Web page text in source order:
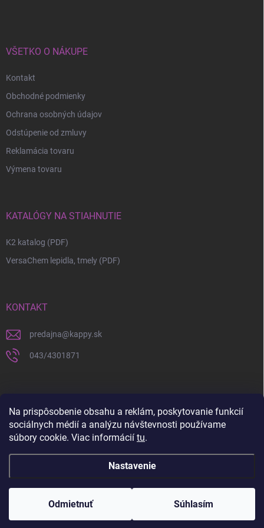
Na prispôsobenie obsahu a reklám, poskytovanie funkcií
sociálnych médií a analýzu návštevnosti používame
súbory cookie. Viac informácií tu.
Nastavenie
Odmietnuť Súhlasím
VŠETKO O NÁKUPE
Kontakt
Obchodné podmienky
Ochrana osobných údajov
Odstúpenie od zmluvy
Reklamácia tovaru
Výmena tovaru
KATALÓGY NA STIAHNUTIE
K2 katalog (PDF)
VersaChem lepidla, tmely (PDF)
KONTAKT
predajna@kappy.sk
043/4301871
Vytvoril Shoptet
Copyright 2026KAPPY.sk. Všetky práva vyhradené.Upraviť nastavenie